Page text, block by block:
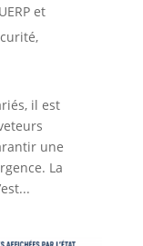
et
,
il est
une
La